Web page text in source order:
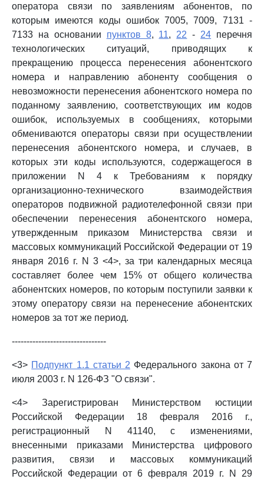
оператора связи по заявлениям абонентов, по
которым имеются коды ошибок 7005, 7009, 7131 -
7133 на основании пунктов 8, 11, 22 - 24 перечня
технологических ситуаций, приводящих к
прекращению процесса перенесения абонентского
номера и направлению абоненту сообщения о
невозможности перенесения абонентского номера по
поданному заявлению, соответствующих им кодов
ошибок, используемых в сообщениях, которыми
обмениваются операторы связи при осуществлении
перенесения абонентского номера, и случаев, в
которых эти коды используются, содержащегося в
приложении N 4 к Требованиям к порядку
организационно-технического взаимодействия
операторов подвижной радиотелефонной связи при
обеспечении перенесения абонентского номера,
утвержденным приказом Министерства связи и
массовых коммуникаций Российской Федерации от 19
января 2016 г. N 3 <4>, за три календарных месяца
составляет более чем 15% от общего количества
абонентских номеров, по которым поступили заявки к
этому оператору связи на перенесение абонентских
номеров за тот же период.
--------------------------------
<3> Подпункт 1.1 статьи 2 Федерального закона от 7
июля 2003 г. N 126-ФЗ "О связи".
<4> Зарегистрирован Министерством юстиции
Российской Федерации 18 февраля 2016 г.,
регистрационный N 41140, с изменениями,
внесенными приказами Министерства цифрового
развития, связи и массовых коммуникаций
Российской Федерации от 6 февраля 2019 г. N 29